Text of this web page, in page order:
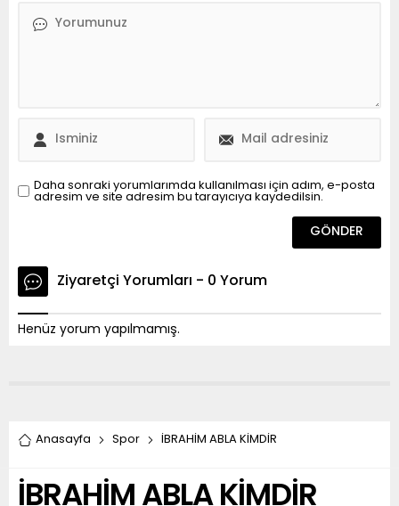
Daha sonraki yorumlarımda kullanılması için adım, e-posta
adresim ve site adresim bu tarayıcıya kaydedilsin.
Ziyaretçi Yorumları - 0 Yorum
Henüz yorum yapılmamış.
Anasayfa Spor İBRAHİM ABLA KİMDİR
İBRAHİM ABLA KİMDİR